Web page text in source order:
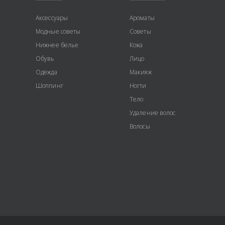
Аксессуары
Модные советы
Нижнее белье
Обувь
Одежда
Шоппинг
Ароматы
Советы
Кожа
Лицо
Макияж
Ногти
Тело
Удаление волос
Волосы